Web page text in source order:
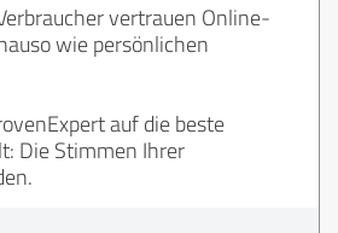
vertrauen Online-
wie persönlichen
auf die beste
Die Stimmen Ihrer